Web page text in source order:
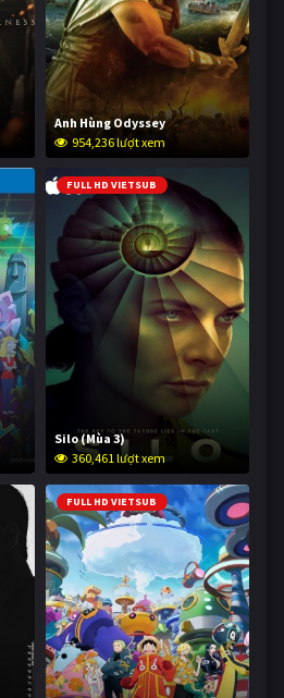
Anh Hùng Odyssey
954,236 lượt xem
FULL HD VIETSUB
Silo (Mùa 3)
360,461 lượt xem
FULL HD VIETSUB